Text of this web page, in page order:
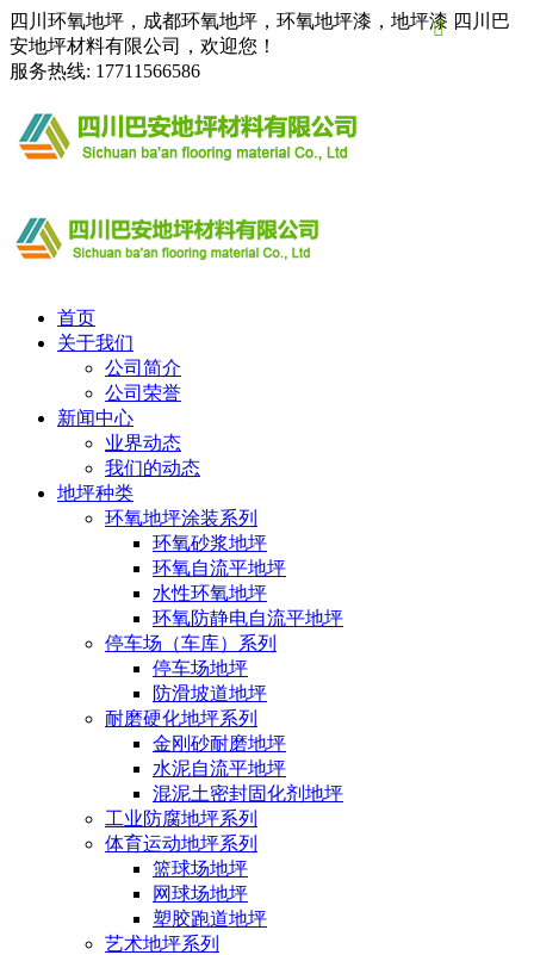
四川环氧地坪，成都环氧地坪，环氧地坪漆，地坪漆 四川巴
安地坪材料有限公司，欢迎您！
服务热线: 17711566586

首页
关于我们
公司简介
公司荣誉
新闻中心
业界动态
我们的动态
地坪种类
环氧地坪涂装系列
环氧砂浆地坪
环氧自流平地坪
水性环氧地坪
环氧防静电自流平地坪
停车场（车库）系列
停车场地坪
防滑坡道地坪
耐磨硬化地坪系列
金刚砂耐磨地坪
水泥自流平地坪
混泥土密封固化剂地坪
工业防腐地坪系列
体育运动地坪系列
篮球场地坪
网球场地坪
塑胶跑道地坪
艺术地坪系列